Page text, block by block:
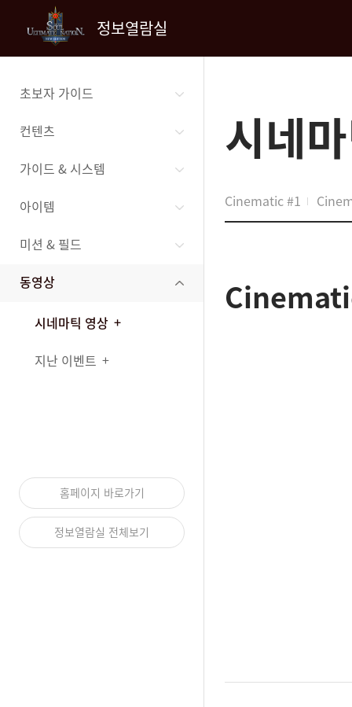
정보열람실
초보자 가이드
컨텐츠
가이드 & 시스템
아이템
미션 & 필드
동영상
시네마틱 영상
지난 이벤트
홈페이지 바로가기
정보열람실 전체보기
시네
Cinematic #1